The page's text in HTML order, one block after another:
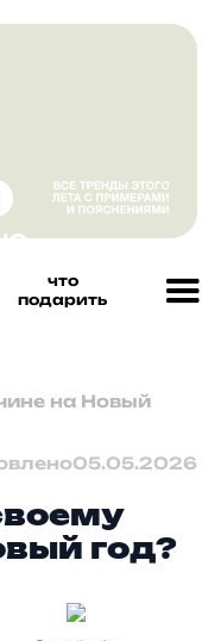
что
подарить
на Новый
05.05.2026
год?